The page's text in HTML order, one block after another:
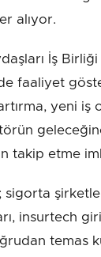
alıyor.
İş
faaliyet
yeni iş
takip etme
sigorta
insurtech
temas